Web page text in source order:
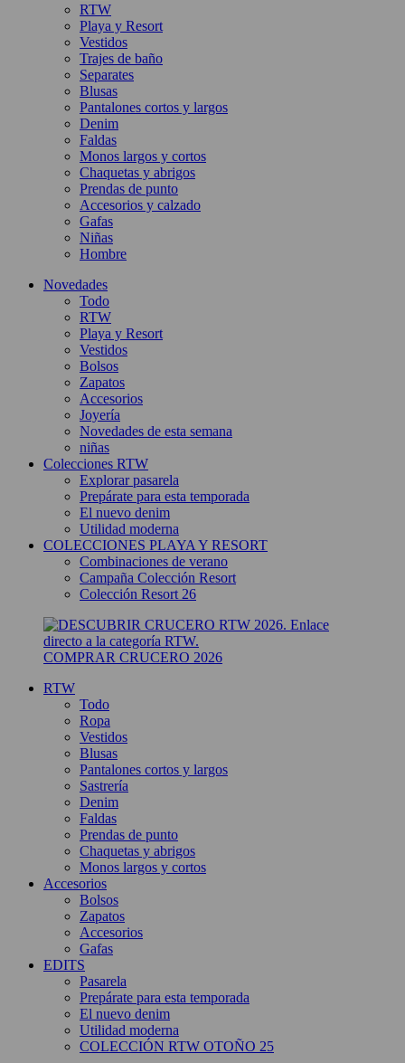
RTW
Playa y Resort
Vestidos
Trajes de baño
Separates
Blusas
Pantalones cortos y largos
Denim
Faldas
Monos largos y cortos
Chaquetas y abrigos
Prendas de punto
Accesorios y calzado
Gafas
Niñas
Hombre
Novedades
Todo
RTW
Playa y Resort
Vestidos
Bolsos
Zapatos
Accesorios
Joyería
Novedades de esta semana
niñas
Colecciones RTW
Explorar pasarela
Prepárate para esta temporada
El nuevo denim
Utilidad moderna
COLECCIONES PLAYA Y RESORT
Combinaciones de verano
Campaña Colección Resort
Colección Resort 26
COMPRAR CRUCERO 2026
RTW
Todo
Ropa
Vestidos
Blusas
Pantalones cortos y largos
Sastrería
Denim
Faldas
Prendas de punto
Chaquetas y abrigos
Monos largos y cortos
Accesorios
Bolsos
Zapatos
Accesorios
Gafas
EDITS
Pasarela
Prepárate para esta temporada
El nuevo denim
Utilidad moderna
COLECCIÓN RTW OTOÑO 25